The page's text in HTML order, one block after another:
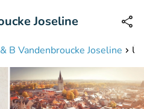
bis 23:00 Uhr (max 0,09€/Min)
B Vandenbroucke Joseline
Joseline